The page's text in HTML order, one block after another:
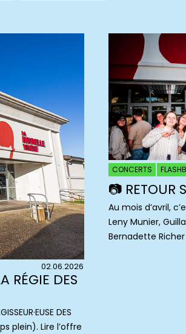
02.06.2026
RÉGIE DES
DES
plein). Lire l’offre
CONCERTS
📷 RETOUR
Au mois d’avril,
Leny Munier,
Bernadette